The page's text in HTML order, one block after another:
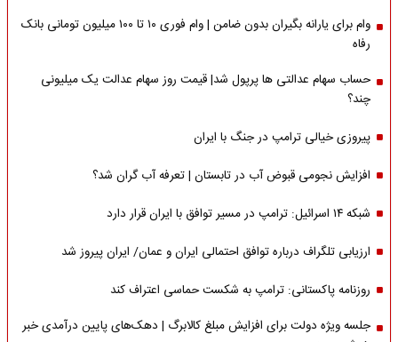
وام برای یارانه بگیران بدون ضامن | وام فوری ۱۰ تا ۱۰۰ میلیون تومانی بانک
رفاه
حساب سهام عدالتی ها پرپول شد| قیمت روز سهام عدالت یک میلیونی
چند؟
پیروزی خیالی ترامپ در جنگ با ایران
افزایش نجومی قبوض آب در تابستان | تعرفه آب گران شد؟
شبکه ۱۴ اسرائیل: ترامپ در مسیر توافق با ایران قرار دارد
ارزیابی تلگراف درباره توافق احتمالی ایران و عمان/ ایران پیروز شد
روزنامه پاکستانی: ترامپ به شکست حماسی اعتراف کند
جلسه ویژه دولت برای افزایش مبلغ کالابرگ | دهک‌های پایین درآمدی خبر